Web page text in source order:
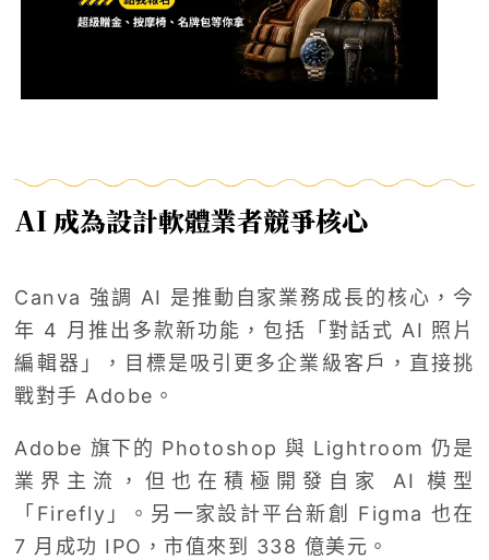
AI 成為設計軟體業者競爭核心
Canva 強調 AI 是推動自家業務成長的核心，今
年 4 月推出多款新功能，包括「對話式 AI 照片
編輯器」，目標是吸引更多企業級客戶，直接挑
戰對手 Adobe。
Adobe 旗下的 Photoshop 與 Lightroom 仍是
業界主流，但也在積極開發自家 AI 模型
「Firefly」。另一家設計平台新創 Figma 也在
7 月成功 IPO，市值來到 338 億美元。